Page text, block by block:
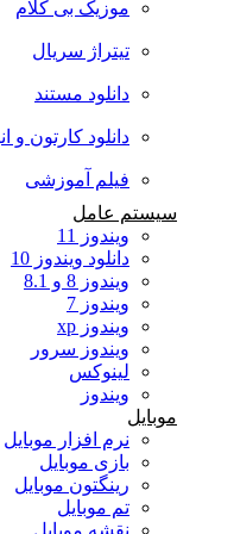
موزیک بی کلام
تیتراژ سریال
دانلود مستند
دانلود کارتون و انیمیشن
فیلم آموزشی
سیستم عامل
ویندوز 11
دانلود ویندوز 10
ویندوز 8 و 8.1
ویندوز 7
ویندوز xp
ویندوز سرور
لینوکس
ویندوز
نرم افزار موبایل
بازی موبایل
رینگتون موبایل
تم موبایل
نقشه موبایل